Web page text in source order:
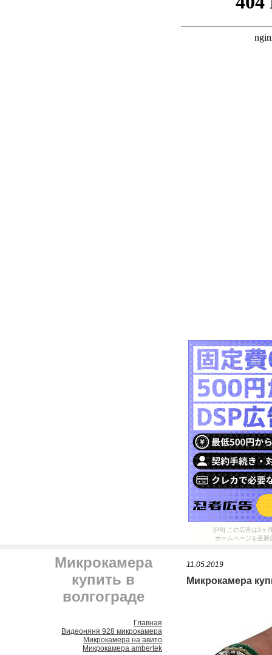
[PR] この広告は3ヶ
ホームページを更
Микрокамера
купить в
волгограде
Главная
Видеоняня 928 микрокамера
Микрокамера на авито
Микрокамера ambertek
11.05.2019
Микрокамера